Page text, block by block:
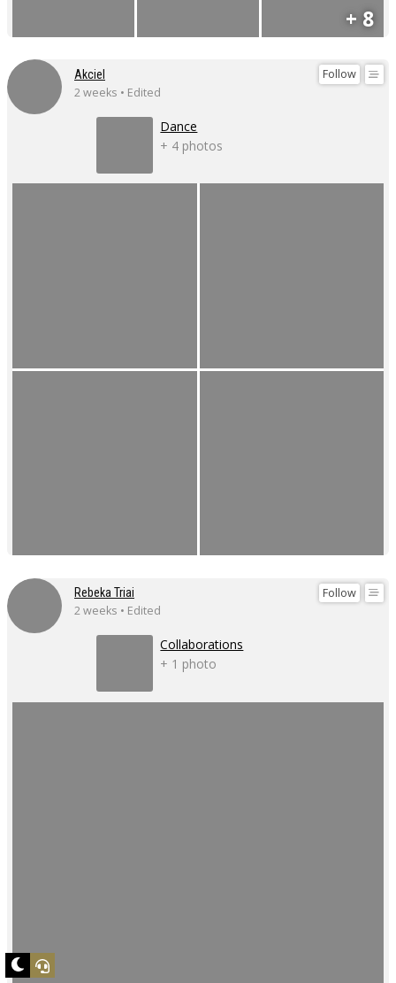
+ 8
Follow
Akciel
2 weeks • Edited
Dance
+ 4 photos
Follow
Rebeka Triai
2 weeks • Edited
Collaborations
+ 1 photo